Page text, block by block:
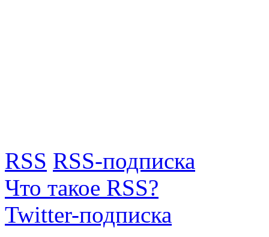
RSS RSS-подписка
Что такое RSS?
Twitter-подписка